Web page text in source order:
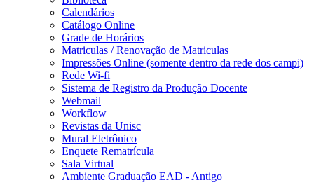
Calendários
Catálogo Online
Grade de Horários
Matriculas / Renovação de Matriculas
Impressões Online (somente dentro da rede dos campi)
Rede Wi-fi
Sistema de Registro da Produção Docente
Webmail
Workflow
Revistas da Unisc
Mural Eletrônico
Enquete Rematrícula
Sala Virtual
Ambiente Graduação EAD - Antigo